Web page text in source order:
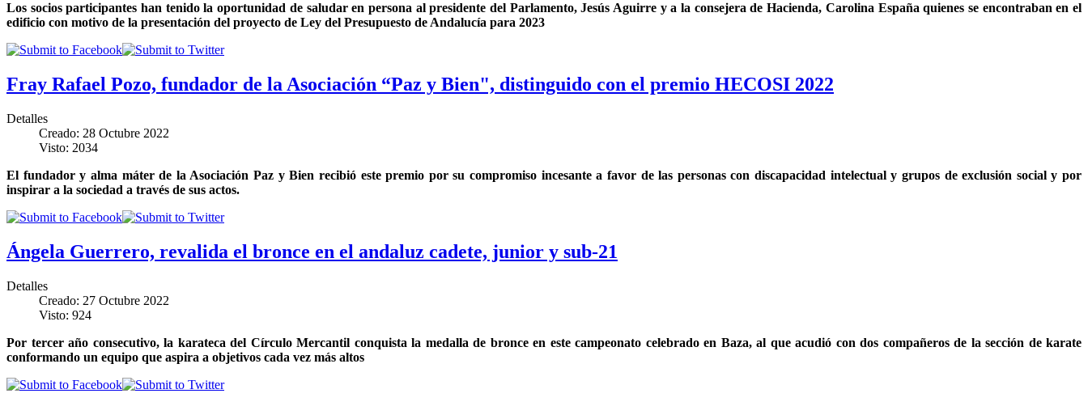
Los socios participantes han tenido la oportunidad de saludar en persona al presidente del Parlamento, Jesús Aguirre y a la consejera de Hacienda, Carolina España quienes se encontraban en el
edificio con motivo de la presentación del proyecto de Ley del Presupuesto de Andalucía para 2023
Fray Rafael Pozo, fundador de la Asociación “Paz y Bien", distinguido con el premio HECOSI 2022
Detalles
Creado: 28 Octubre 2022
Visto: 2034
El fundador y alma máter de la Asociación Paz y Bien recibió este premio por su compromiso incesante a favor de las personas con discapacidad intelectual y grupos de exclusión social y por
inspirar a la sociedad a través de sus actos.
Ángela Guerrero, revalida el bronce en el andaluz cadete, junior y sub-21
Detalles
Creado: 27 Octubre 2022
Visto: 924
Por tercer año consecutivo, la karateca del Círculo Mercantil conquista la medalla de bronce en este campeonato celebrado en Baza, al que acudió con dos compañeros de la sección de karate
conformando un equipo que aspira a objetivos cada vez más altos